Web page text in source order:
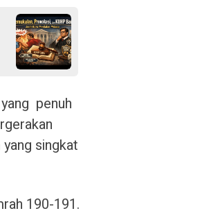
penuh
singkat
190-191.